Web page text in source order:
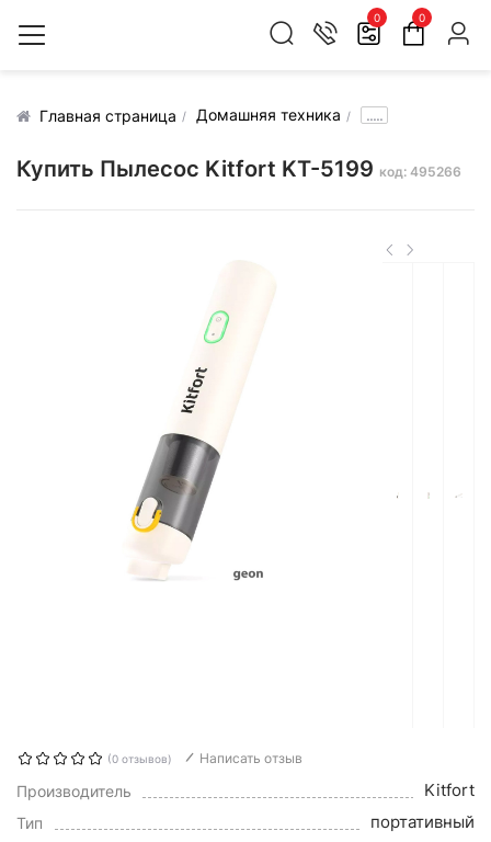
0 0
Главная страница Домашняя техника .....
Купить Пылесос Kitfort KT-5199 код: 495266
(0 отзывов) Написать отзыв
Производитель Kitfort
Тип портативный